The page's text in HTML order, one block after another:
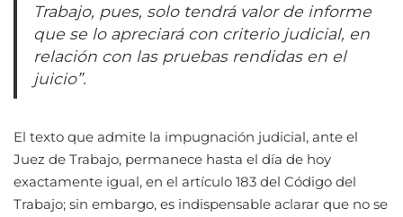
Trabajo, pues, solo tendrá valor de informe
que se lo apreciará con criterio judicial, en
relación con las pruebas rendidas en el
juicio”.
El texto que admite la impugnación judicial, ante el
Juez de Trabajo, permanece hasta el día de hoy
exactamente igual, en el artículo 183 del Código del
Trabajo; sin embargo, es indispensable aclarar que no se